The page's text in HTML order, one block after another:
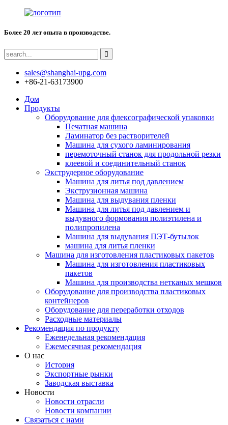
Более 20 лет опыта в производстве.
sales@shanghai-upg.com
+86-21-63173900
Дом
Продукты
Оборудование для флексографической упаковки
Печатная машина
Ламинатор без растворителей
Машина для сухого ламинирования
перемоточный станок для продольной резки
клеевой и соединительный станок
Экструдерное оборудование
Машина для литья под давлением
Экструзионная машина
Машина для выдувания пленки
Машина для литья под давлением и
выдувного формования полиэтилена и
полипропилена
Машина для выдувания ПЭТ-бутылок
машина для литья пленки
Машина для изготовления пластиковых пакетов
Машина для изготовления пластиковых
пакетов
Машина для производства нетканых мешков
Оборудование для производства пластиковых
контейнеров
Оборудование для переработки отходов
Расходные материалы
Рекомендация по продукту
Еженедельная рекомендация
Ежемесячная рекомендация
О нас
История
Экспортные рынки
Заводская выставка
Новости
Новости отрасли
Новости компании
Связаться с нами